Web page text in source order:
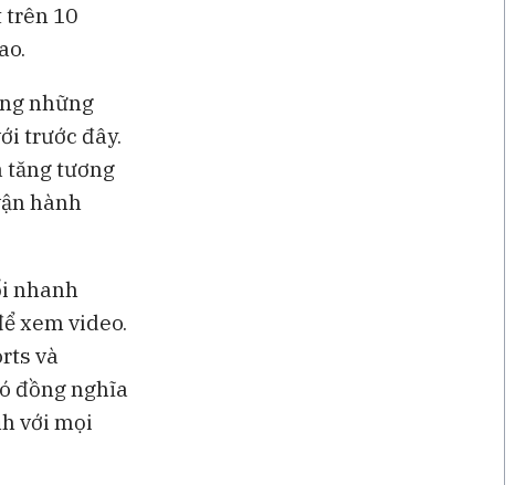
trên 10
những
trước đây.
tăng tương
hành
nhanh
xem video.
và
đồng nghĩa
với mọi